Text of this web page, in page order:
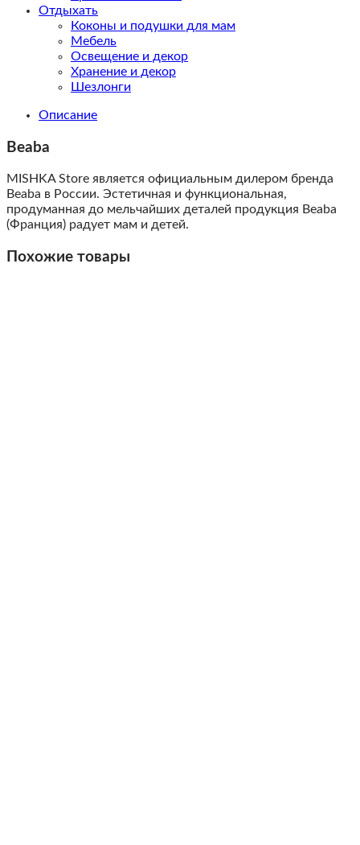
Отдыхать
Коконы и подушки для мам
Мебель
Освещение и декор
Хранение и декор
Шезлонги
Описание
Beaba
MISHKA Store является официальным дилером бренда
Beaba в России. Эстетичная и функциональная,
продуманная до мельчайших деталей продукция Beaba
(Франция) радует мам и детей.
Похожие товары